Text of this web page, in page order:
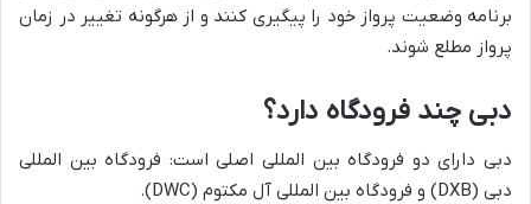
برنامه وضعیت پرواز خود را پیگیری کنند و از هرگونه تغییر در زمان
پرواز مطلع شوند.
دبی چند فرودگاه دارد؟
دبی دارای دو فرودگاه بین المللی اصلی است: فرودگاه بین المللی
دبی (DXB) و فرودگاه بین المللی آل مکتوم (DWC).